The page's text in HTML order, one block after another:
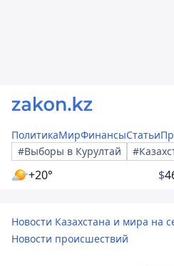
ПолитикаМирФинансыСтатьи
#Выборы в Курултай
+20° $
Новости Казахстана и мира на
Новости происшествий